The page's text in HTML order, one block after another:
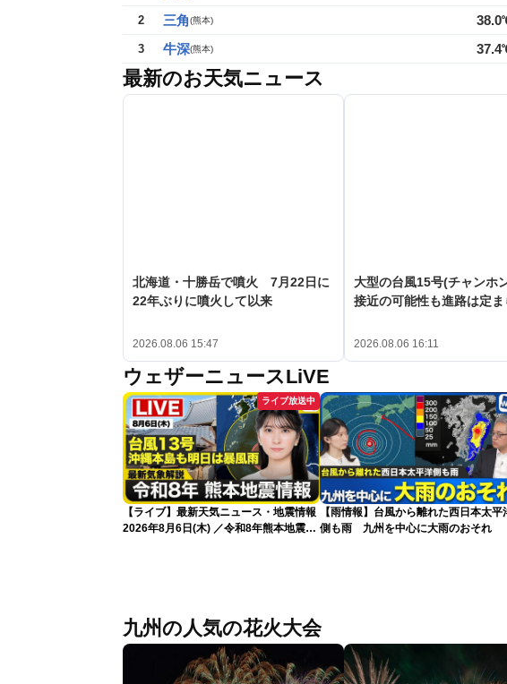
2 三角(熊本)
3 牛深(熊本)
最新のお天気ニュース
北海道・十勝岳で噴火 7月22日に
22年ぶりに噴火して以来
2026.08.06 15:47
大型の台風15号(チャン
接近の可能性も進路は定ま
2026.08.06 16:11
ウェザーニュースLiVE
ライブ放送中
【ライブ】最新天気ニュース・地震情報
2026年8月6日(木) ／令和8年熊本地震情
【雨情報】台風から離れた西日本太平
側も雨 九州を中心に大雨のおそれ
九州の人気の花火大会